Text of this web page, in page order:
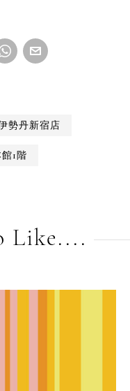
勢丹新宿店
1階
Like....